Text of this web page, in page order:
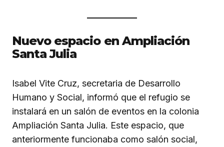
Nuevo espacio en Ampliación
Santa Julia
Isabel Vite Cruz, secretaria de Desarrollo
Humano y Social, informó que el refugio se
instalará en un salón de eventos en la colonia
Ampliación Santa Julia. Este espacio, que
anteriormente funcionaba como salón social,